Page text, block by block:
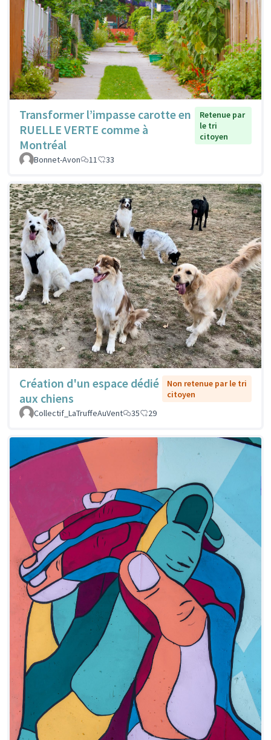
Transformer l’impasse carotte en
RUELLE VERTE comme à
Montréal
Retenue par
le tri
citoyen
Bonnet-Avon 11 33
Création d'un espace dédié
aux chiens
Non retenue par le tri
citoyen
Collectif_LaTruffeAuVent
35 29